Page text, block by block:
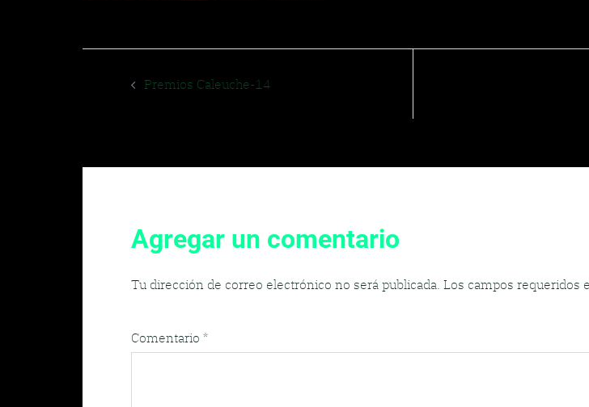
Premios Caleuche-14
Agregar un comentario
Tu dirección de correo electrónico no será publicada. Los campos requeridos
Comentario *